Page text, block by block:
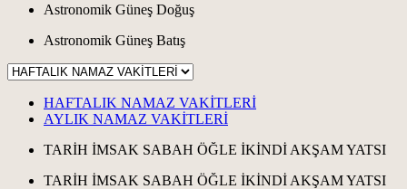
Astronomik Güneş Doğuş
Astronomik Güneş Batış
HAFTALIK NAMAZ VAKİTLERİ
AYLIK NAMAZ VAKİTLERİ
TARİH İMSAK SABAH ÖĞLE İKİNDİ AKŞAMYATSI
TARİH İMSAK SABAH ÖĞLE İKİNDİ AKŞAMYATSI